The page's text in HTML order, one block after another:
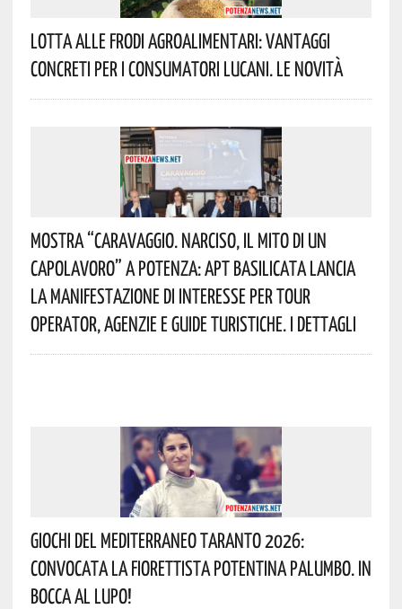
Lotta Alle Frodi Agroalimentari: Vantaggi
Concreti Per I Consumatori Lucani. Le Novità
Mostra “Caravaggio. Narciso, Il Mito Di Un
Capolavoro” A Potenza: APT Basilicata Lancia
La Manifestazione Di Interesse Per Tour
Operator, Agenzie E Guide Turistiche. I Dettagli
Giochi Del Mediterraneo Taranto 2026:
Convocata La Fiorettista Potentina Palumbo. In
Bocca Al Lupo!